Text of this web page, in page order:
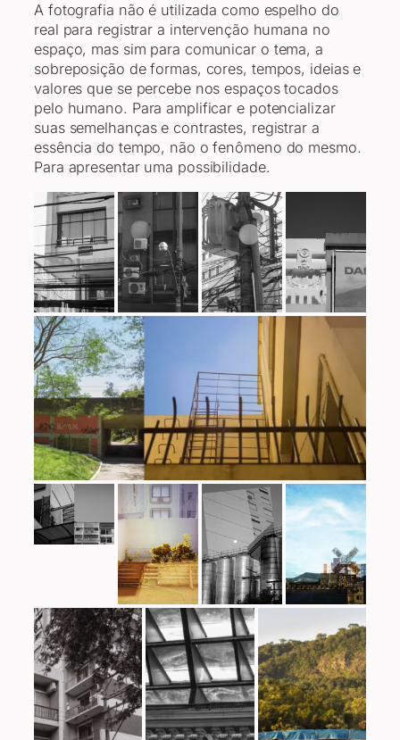
A fotografia não é utilizada como espelho do
real para registrar a intervenção humana no
espaço, mas sim para comunicar o tema, a
sobreposição de formas, cores, tempos, ideias e
valores que se percebe nos espaços tocados
pelo humano. Para amplificar e potencializar
suas semelhanças e contrastes, registrar a
essência do tempo, não o fenômeno do mesmo.
Para apresentar uma possibilidade.